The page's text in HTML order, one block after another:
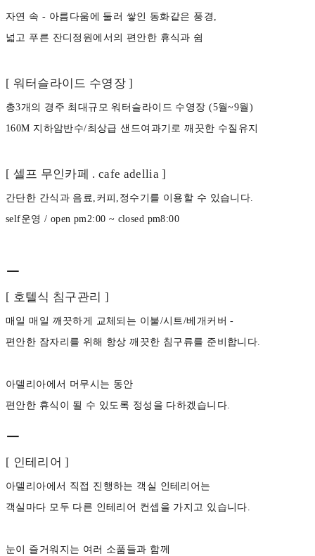
자연 속 - 아름다움에 둘러 쌓인 동화같은 풍경,
넓고 푸른 잔디정원에서의 편안한 휴식과 쉼
[ 워터슬라이드 수영장 ]
총3개의 경주 최대규모 워터슬라이드 수영장 (5월~9월)
160M 지하암반수/최상급 샌드여과기로 깨끗한 수질유지
[ 셀프 무인카페 . cafe adellia ]
간단한 간식과 음료,커피,정수기를 이용할 수 있습니다.
self운영 / open pm2:00 ~ closed pm8:00
ㅡ
[ 호텔식 침구관리 ]
매일 매일 깨끗하게 교체되는 이불/시트/베개커버 -
편안한 잠자리를 위해 항상 깨끗한 침구류를 준비합니다.
아델리아에서 머무시는 동안
편안한 휴식이 될 수 있도록 정성을 다하겠습니다.
ㅡ
[ 인테리어 ]
아델리아에서 직접 진행하는 객실 인테리어는
객실마다 모두 다른 인테리어 컨셉을 가지고 있습니다.
눈이 즐거워지는 여러 소품들과 함께